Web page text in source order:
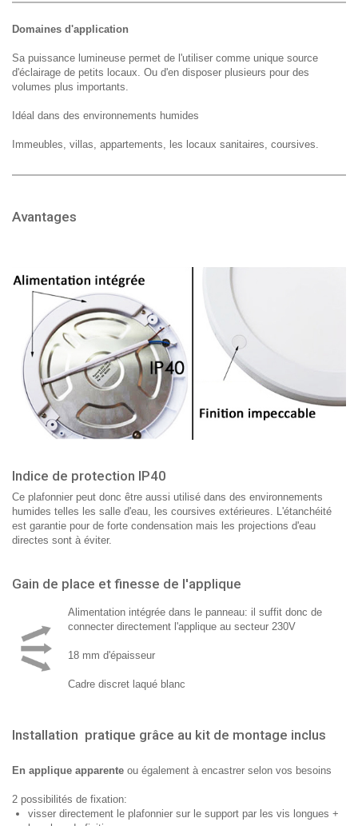
Domaines d'application
Sa puissance lumineuse permet de l'utiliser comme unique source
d'éclairage de petits locaux. Ou d'en disposer plusieurs pour des
volumes plus importants.
Idéal dans des environnements humides
Immeubles, villas, appartements, les locaux sanitaires, coursives.
Avantages
Indice de protection IP40
Ce plafonnier peut donc être aussi utilisé dans des environnements
humides telles les salle d'eau, les coursives extérieures. L'étanchéité
est garantie pour de forte condensation mais les projections d'eau
directes sont à éviter.
Gain de place et finesse de l'applique
Alimentation intégrée dans le panneau: il suffit donc de
connecter directement l'applique au secteur 230V
18 mm d'épaisseur
Cadre discret laqué blanc
Installation pratique grâce au kit de montage inclus
En applique apparente ou également à encastrer selon vos besoins
2 possibilités de fixation:
visser directement le plafonnier sur le support par les vis longues +